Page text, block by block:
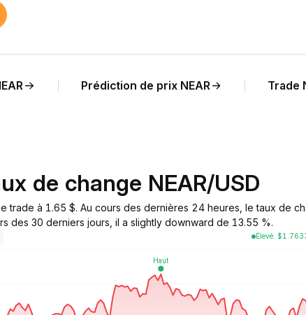
Prédiction de prix NEAR Trade
de change NEAR/USD
trade à 1.65 $. Au cours des dernières 24 heures, le taux de
des 30 derniers jours, il a slightly downward de 13.55 %.
Élevé: $